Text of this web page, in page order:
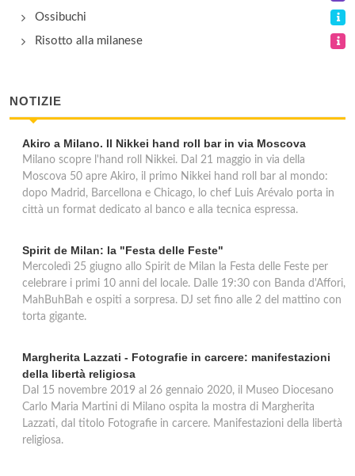
Biagio
via Vincenzo Monti 28, Milano
Boccondivino
via Giosué Carducci 17, Milano
Ossibuchi
Risotto alla milanese
NOTIZIE
Akiro a Milano. Il Nikkei hand roll bar in via Moscova
Milano scopre l'hand roll Nikkei. Dal 21 maggio in via della
Moscova 50 apre Akiro, il primo Nikkei hand roll bar al mondo:
dopo Madrid, Barcellona e Chicago, lo chef Luis Arévalo porta in
città un format dedicato al banco e alla tecnica espressa.
Spirit de Milan: la "Festa delle Feste"
Mercoledì 25 giugno allo Spirit de Milan la Festa delle Feste per
celebrare i primi 10 anni del locale. Dalle 19:30 con Banda d'Affori,
MahBuhBah e ospiti a sorpresa. DJ set fino alle 2 del mattino con
torta gigante.
Margherita Lazzati - Fotografie in carcere: manifestazioni
della libertà religiosa
Dal 15 novembre 2019 al 26 gennaio 2020, il Museo Diocesano
Carlo Maria Martini di Milano ospita la mostra di Margherita
Lazzati, dal titolo Fotografie in carcere. Manifestazioni della libertà
religiosa.